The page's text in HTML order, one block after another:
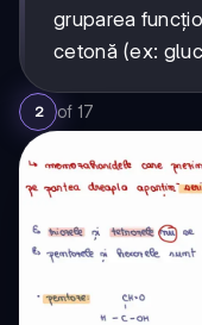
gruparea
cetonă (ex:
2 of 17